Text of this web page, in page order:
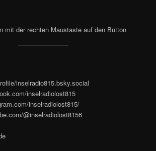
mit der rechten Maustaste auf den Button
inselradio815.bsky.social
inselradiolost815
inselradiolost815/
@inselradiolost8156